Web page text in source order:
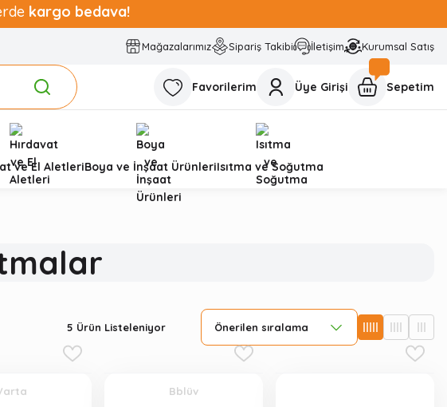
kargo bedava!
Mağazalarımız Sipariş Takibi İletişim Kurumsal Satış
Favorilerim Üye Girişi Sepetim
ve El AletleriBoya ve İnşaat ÜrünleriIsıtma ve Soğutma
5 Ürün Listeleniyor
Bblüv